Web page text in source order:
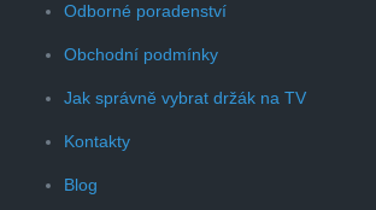
Odborné poradenství
Obchodní podmínky
Jak správně vybrat držák na TV
Kontakty
Blog